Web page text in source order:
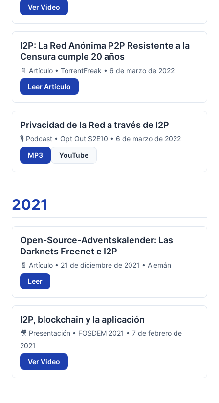
Ver Video
I2P: La Red Anónima P2P Resistente a la
Censura cumple 20 años
📄 Artículo • TorrentFreak • 6 de marzo de 2022
Leer Artículo
Privacidad de la Red a través de I2P
🎙️ Podcast • Opt Out S2E10 • 6 de marzo de 2022
MP3
YouTube
2021
Open-Source-Adventskalender: Las
Darknets Freenet e I2P
📄 Artículo • 21 de diciembre de 2021 • Alemán
Leer
I2P, blockchain y la aplicación
🎥 Presentación • FOSDEM 2021 • 7 de febrero de
2021
Ver Video